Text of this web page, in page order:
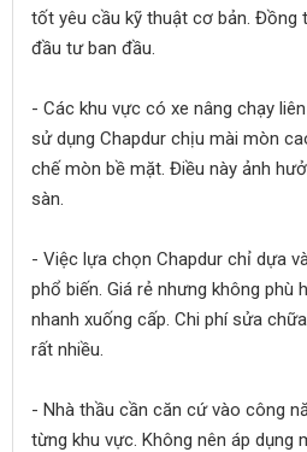
tốt yêu cầu kỹ thuật cơ bản. Đồng
đầu tư ban đầu.
- Các khu vực có xe nâng chạy
sử dụng Chapdur chịu mài mòn
chế mòn bề mặt. Điều này ảnh
sàn.
- Việc lựa chọn Chapdur chỉ dựa
phổ biến. Giá rẻ nhưng không phù
nhanh xuống cấp. Chi phí sửa
rất nhiều.
- Nhà thầu cần căn cứ vào công
từng khu vực. Không nên áp dụng